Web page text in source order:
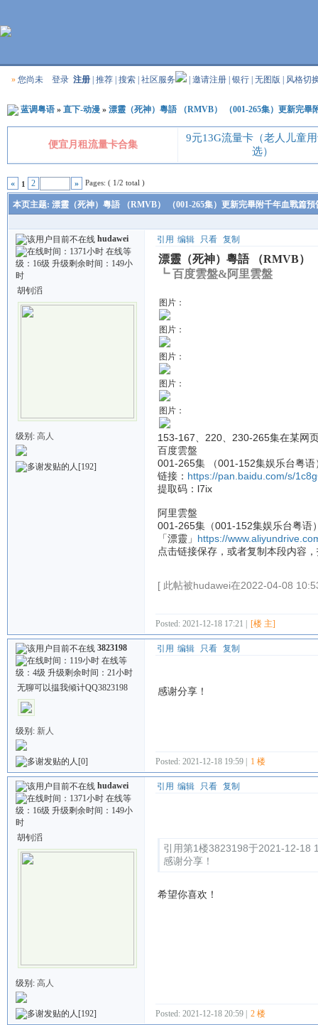
»您尚未 登录 注册| 推荐| 搜索| 社区服务 | 邀请注册| 银行 无图版 风格切
蓝调粤语» 直下-动漫» 漂靈（死神）粵語 （RMVB） （001-265集）更新完畢
便宜月租流量卡合集
9元13G流量卡（老人儿童
选）
« 1 2 » Pages: ( 1/2 total )
本页主题: 漂靈（死神）粵語 （RMVB） （001-265集）更新完畢附千年血戰篇預
hudawei
胡钊滔
级别: 高人
[192]
引用 编辑 只看 复制
漂靈（死神）粵語 （RMVB）
┗ 百度雲盤&阿里雲盤
图片：
图片：
图片：
图片：
图片：
153-167、220、230-265集在某网
百度雲盤
001-265集 （001-152集娱乐台粤
链接： https://pan.baidu.com/s/
提取码：l7ix
阿里雲盤
001-265集（001-152集娱乐台粤语
「漂靈」 https://
点击链接保存，或者复制本段内容
[ 此帖被hudawei在2022-04-08
Posted: 2021-12-18 17:21 | [楼 主]
3823198
无聊可以揾我倾计QQ3823198
级别: 新人
[0]
引用 编辑 只看 复制
感谢分享！
Posted: 2021-12-18 19:59 | 1 楼
hudawei
胡钊滔
级别: 高人
[192]
引用 编辑 只看 复制
引用第1楼3823198于2021-12-18
感谢分享！
希望你喜欢！
Posted: 2021-12-18 20:59 | 2 楼